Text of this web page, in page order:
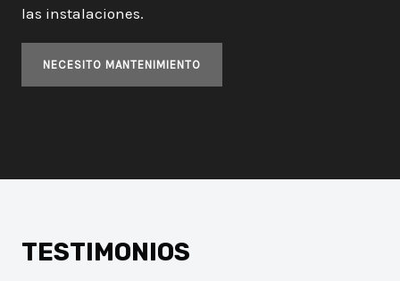
las instalaciones.
NECESITO MANTENIMIENTO
TESTIMONIOS